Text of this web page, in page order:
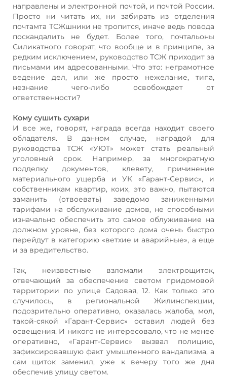
направлены и электронной почтой, и почтой России.
Просто ни читать их, ни забирать из отделения
почтамта ТСЖшники не тропится, иначе ведь повода
поскандалить не будет. Более того, почтальоны
Силикатного говорят, что вообще и в принципе, за
редким исключением, руководство ТСЖ приходит за
письмами им адресованными. Что это: неграмотное
ведение дел, или же просто нежелание, типа,
незнание чего-либо освобождает от
ответственности?
Кому сушить сухари
И все же, говорят, награда всегда находит своего
обладателя. В данном случае, наградой для
руководства ТСЖ «УЮТ» может стать реальный
уголовный срок. Например, за многократную
подделку документов, клевету, причинение
материального ущерба и УК «Гарант-Сервис», и
собственникам квартир, коих, это важно, пытаются
заманить (отвоевать) заведомо заниженными
тарифами на обслуживание домов, не способными
изначально обеспечить это самое облуживание на
должном уровне, без которого дома очень быстро
перейдут в категорию «ветхие и аварийные», а еще
и за вредительство.
Так, неизвестные взломали электрощиток,
отвечающий за обеспечение светом придомовой
территории по улице Садовая, 12. Как только это
случилось, в региональной Жилинспекции,
подозрительно оперативно, оказалась жалоба, мол,
такой-сякой «Гарант-Сервис» оставил людей без
освещения. И никого не интересовало, что не менее
оперативно, «Гарант-Сервис» вызвал полицию,
зафиксировавшую факт умышленного вандализма, а
сам щиток заменил, уже к вечеру того же дня
обеспечив улицу светом.